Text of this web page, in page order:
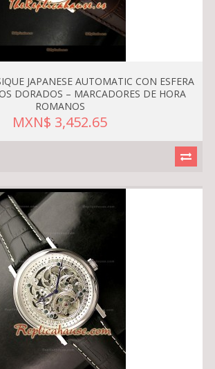
JAPANESE AUTOMATIC CON ESFERA
DORADOS – MARCADORES DE HORA
ROMANOS
MXN$ 3,452.65